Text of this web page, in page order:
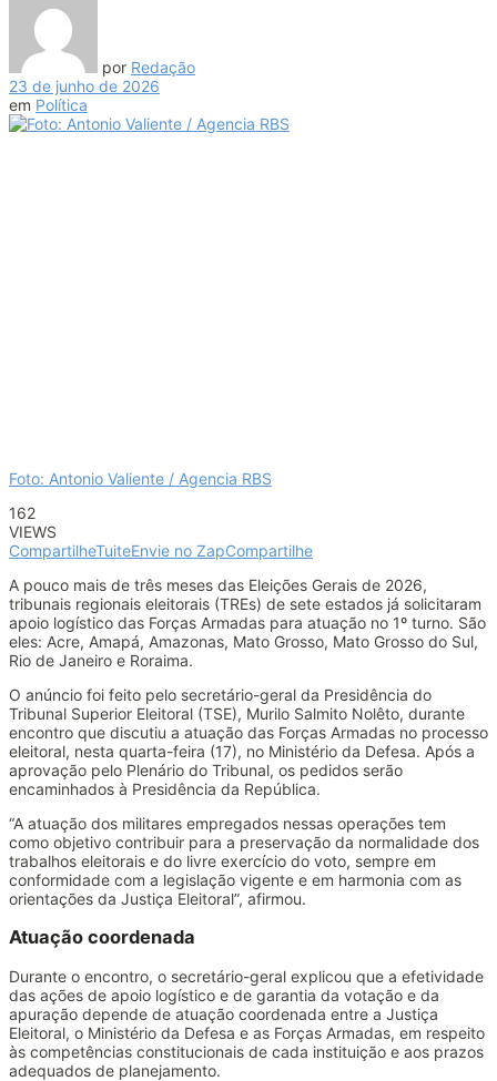
por Redação
23 de junho de 2026
em Política
Foto: Antonio Valiente / Agencia RBS
162
VIEWS
CompartilheTuiteEnvie no ZapCompartilhe
A pouco mais de três meses das Eleições Gerais de 2026,
tribunais regionais eleitorais (TREs) de sete estados já solicitaram
apoio logístico das Forças Armadas para atuação no 1º turno. São
eles: Acre, Amapá, Amazonas, Mato Grosso, Mato Grosso do Sul,
Rio de Janeiro e Roraima.
O anúncio foi feito pelo secretário-geral da Presidência do
Tribunal Superior Eleitoral (TSE), Murilo Salmito Nolêto, durante
encontro que discutiu a atuação das Forças Armadas no processo
eleitoral, nesta quarta-feira (17), no Ministério da Defesa. Após a
aprovação pelo Plenário do Tribunal, os pedidos serão
encaminhados à Presidência da República.
“A atuação dos militares empregados nessas operações tem
como objetivo contribuir para a preservação da normalidade dos
trabalhos eleitorais e do livre exercício do voto, sempre em
conformidade com a legislação vigente e em harmonia com as
orientações da Justiça Eleitoral”, afirmou.
Atuação coordenada
Durante o encontro, o secretário-geral explicou que a efetividade
das ações de apoio logístico e de garantia da votação e da
apuração depende de atuação coordenada entre a Justiça
Eleitoral, o Ministério da Defesa e as Forças Armadas, em respeito
às competências constitucionais de cada instituição e aos prazos
adequados de planejamento.